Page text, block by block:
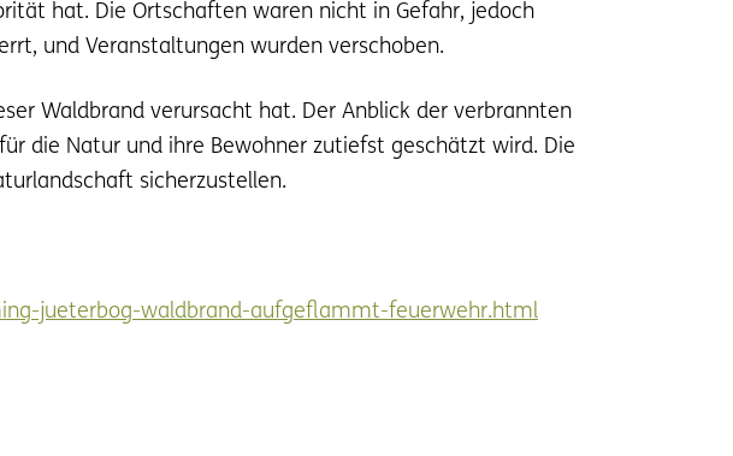
hat. Die Ortschaften waren nicht in Gefahr, jedoch
und Veranstaltungen wurden verschoben.
Waldbrand verursacht hat. Der Anblick der verbrannten
die Natur und ihre Bewohner zutiefst geschätzt wird. Die
sicherzustellen.
jueterbog-waldbrand-aufgeflammt-feuerwehr.html